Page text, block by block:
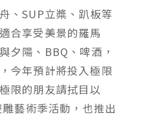
、SUP立槳、趴板等
合享受美景的羅馬
夕陽、BBQ、啤酒，
今年預計將投入極限
限的朋友請拭目以
藝術季活動，也推出